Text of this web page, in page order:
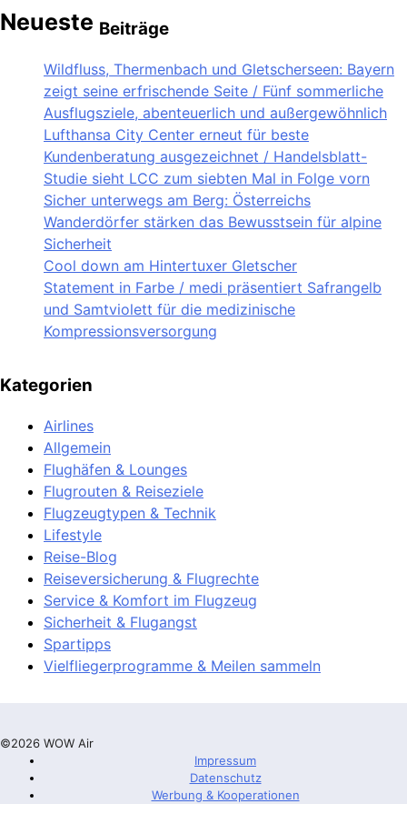
Neueste Beiträge
Wildfluss, Thermenbach und Gletscherseen: Bayern
zeigt seine erfrischende Seite / Fünf sommerliche
Ausflugsziele, abenteuerlich und außergewöhnlich
Lufthansa City Center erneut für beste
Kundenberatung ausgezeichnet / Handelsblatt-
Studie sieht LCC zum siebten Mal in Folge vorn
Sicher unterwegs am Berg: Österreichs
Wanderdörfer stärken das Bewusstsein für alpine
Sicherheit
Cool down am Hintertuxer Gletscher
Statement in Farbe / medi präsentiert Safrangelb
und Samtviolett für die medizinische
Kompressionsversorgung
Kategorien
Airlines
Allgemein
Flughäfen & Lounges
Flugrouten & Reiseziele
Flugzeugtypen & Technik
Lifestyle
Reise-Blog
Reiseversicherung & Flugrechte
Service & Komfort im Flugzeug
Sicherheit & Flugangst
Spartipps
Vielfliegerprogramme & Meilen sammeln
©2026 WOW Air
Impressum
Datenschutz
Werbung & Kooperationen